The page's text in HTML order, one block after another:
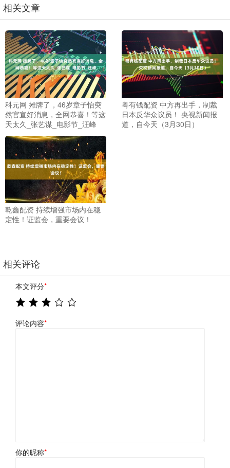
相关文章
科元网 摊牌了，46岁章子怡突
然官宣好消息，全网恭喜！等这
天太久_张艺谋_电影节_汪峰
粤有钱配资 中方再出手，制裁
日本反华众议员！ 央视新闻报
道，自今天（3月30日）
乾鑫配资 持续增强市场内在稳
定性！证监会，重要会议！
相关评论
本文评分*
评论内容*
你的昵称*